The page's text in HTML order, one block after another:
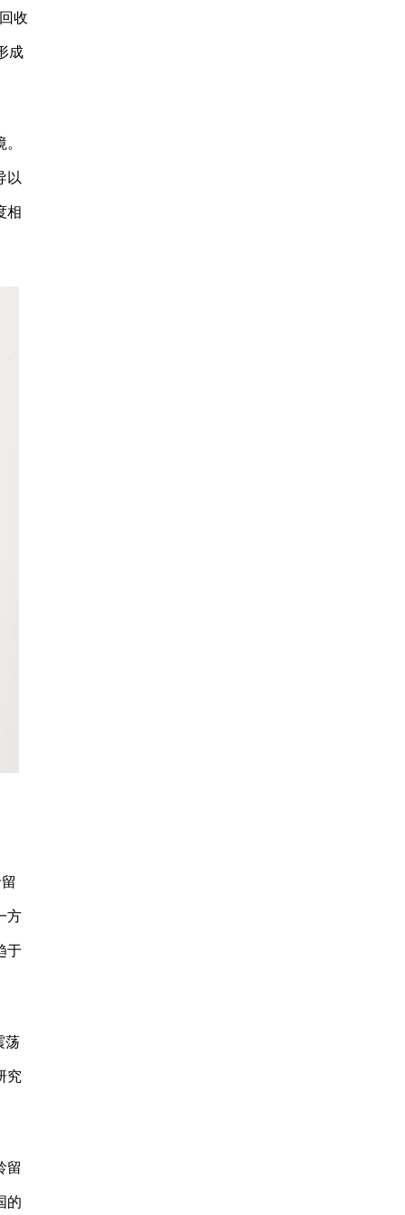
收
成
以
相
方
于
荡
究
留
的